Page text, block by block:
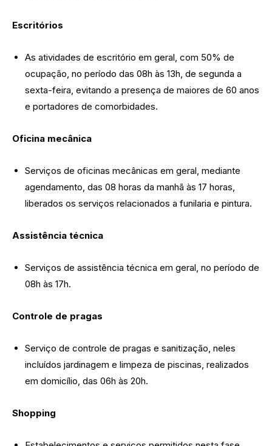
Escritórios
As atividades de escritório em geral, com 50% de
ocupação, no período das 08h às 13h, de segunda a
sexta-feira, evitando a presença de maiores de 60 anos
e portadores de comorbidades.
Oficina mecânica
Serviços de oficinas mecânicas em geral, mediante
agendamento, das 08 horas da manhã às 17 horas,
liberados os serviços relacionados a funilaria e pintura.
Assistência técnica
Serviços de assistência técnica em geral, no período de
08h às 17h.
Controle de pragas
Serviço de controle de pragas e sanitização, neles
incluídos jardinagem e limpeza de piscinas, realizados
em domicílio, das 06h às 20h.
Shopping